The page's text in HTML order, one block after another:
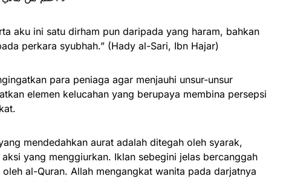
aku ini satu dirham pun daripada yang haram, bahkan
perkara syubhah.” (Hady al-Sari, Ibn Hajar)
para peniaga agar menjauhi unsur-unsur
elemen kelucahan yang berupaya membina persepsi
mendedahkan aurat adalah ditegah oleh syarak,
yang menggiurkan. Iklan sebegini jelas bercanggah
al-Quran. Allah mengangkat wanita pada darjatnya